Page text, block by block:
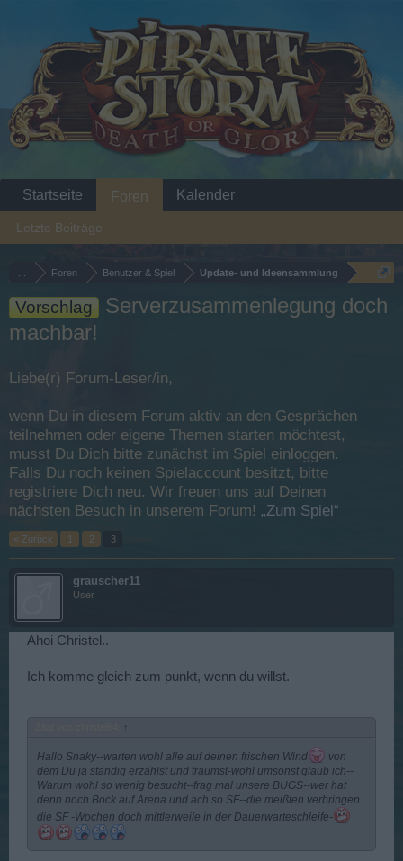
Foren Benutzer & Spiel Update- und Ideensammlung
Vorschlag
Serverzusammenlegung doch
machbar!
Liebe(r) Forum-Leser/in,
wenn Du in diesem Forum aktiv an den Gesprächen
teilnehmen oder eigene Themen starten möchtest,
musst Du Dich bitte zunächst im Spiel einloggen.
Falls Du noch keinen Spielaccount besitzt, bitte
registriere Dich neu. Wir freuen uns auf Deinen
nächsten Besuch in unserem Forum! „Zum Spiel“
< Zurück 1 2 3
grauscher11
User
Ahoi Christel..
Ich komme gleich zum punkt, wenn du willst.
↑
Hallo Snaky--warten wohl alle auf deinen frischen Wind
von
dem Du ja ständig erzählst und träumst-wohl umsonst glaub ich--
Warum wohl so wenig besucht--frag mal unsere BUGS--wer hat
denn noch Bock auf Arena und ach so SF--die meißten verbringen
die SF -Wochen doch mittlerweile in der Dauerwarteschleife-
Startseite Foren
Letzte Beiträge
Kalender